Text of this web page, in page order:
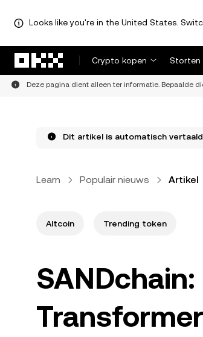
Looks like you're in the United States.
Crypto kopen
Storten
Deze pagina dient alleen ter informatie. Bepaalde
Dit artikel is automatisch
Learn Populair nieuws Artikel
Altcoin Trending token